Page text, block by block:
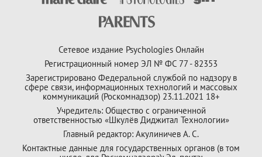
Сетевое издание Psychologies Онлайн
Регистрационный номер ЭЛ № ФС 77 - 82353
Зарегистрировано Федеральной службой по надзору в
сфере связи, информационных технологий и массовых
коммуникаций (Роскомнадзор) 23.11.2021 18+
Учредитель: Общество с ограниченной
ответственностью «Шкулёв Диджитал Технологии»
Главный редактор: Акулиничев А. С.
Контактные данные для государственных органов (в том